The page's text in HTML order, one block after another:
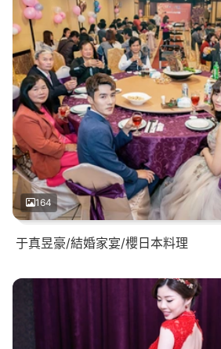
164
于真昱豪/結婚家宴/櫻日本料理